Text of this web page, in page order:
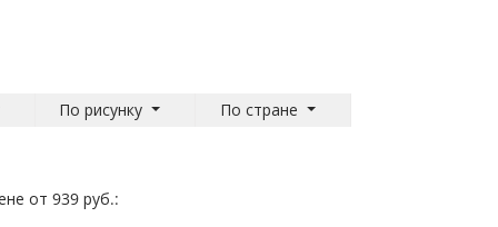
По рисунку По стране
от 939 руб.: